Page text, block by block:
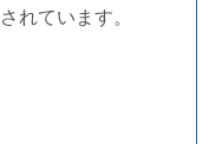
れています。